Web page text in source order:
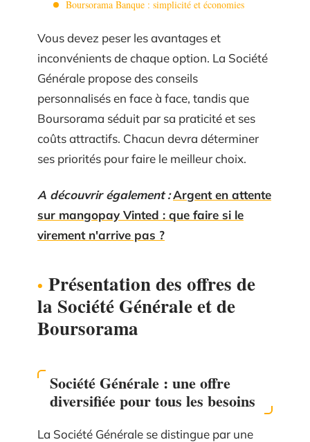
Boursorama Banque : simplicité et économies
Vous devez peser les avantages et
inconvénients de chaque option. La Société
Générale propose des conseils
personnalisés en face à face, tandis que
Boursorama séduit par sa praticité et ses
coûts attractifs. Chacun devra déterminer
ses priorités pour faire le meilleur choix.
A découvrir également :Argent en attente
sur mangopay Vinted : que faire si le
virement n'arrive pas ?
Présentation des offres de
la Société Générale et de
Boursorama
Société Générale : une offre
diversifiée pour tous les besoins
La Société Générale se distingue par une